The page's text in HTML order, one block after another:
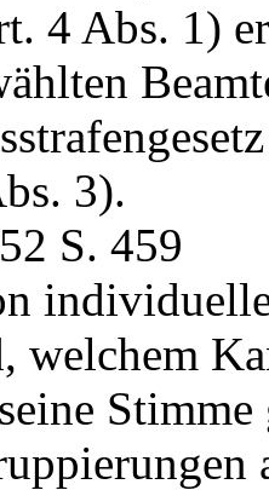
4 Abs. 1)
3).
S. 459
welchem